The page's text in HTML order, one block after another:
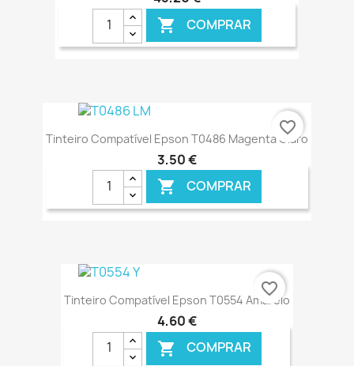
 COMPRAR
Tinteiro Compatível Epson T0486 Magenta Claro
3,50 €
 COMPRAR
€ ONLINE
favorite_border
Tinteiro Compatível Epson T0554 Amarelo
4,60 €
 COMPRAR
favorite_border